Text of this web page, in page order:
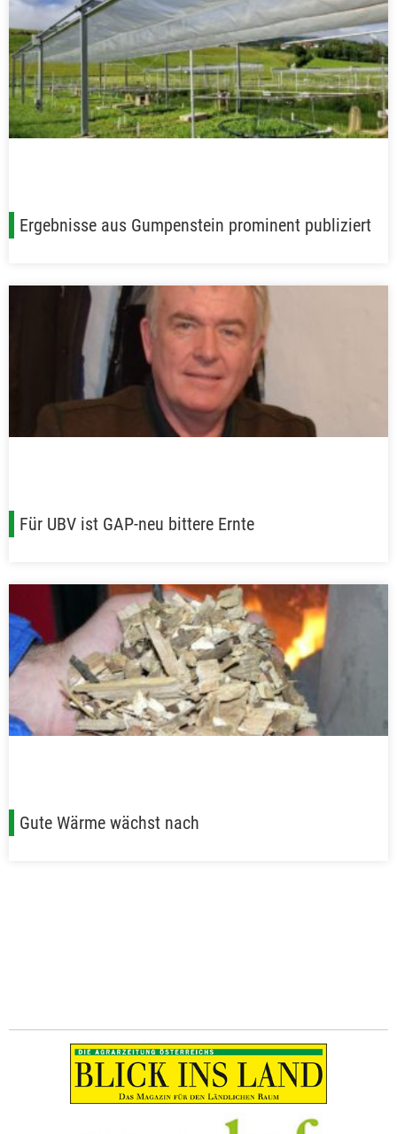
Ergebnisse aus Gumpenstein prominent publiziert
Für UBV ist GAP-neu bittere Ernte
Gute Wärme wächst nach